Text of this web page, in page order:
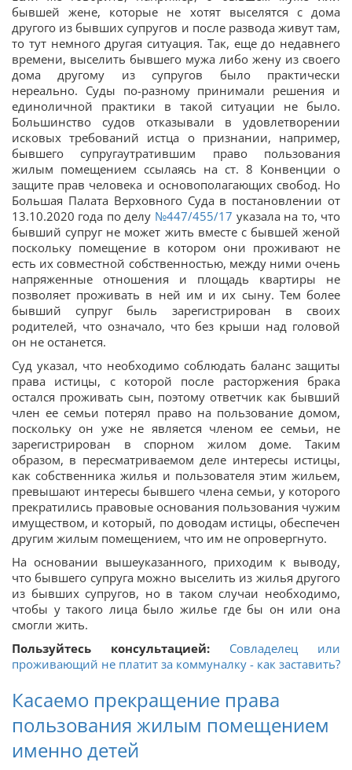
бывшей жене, которые не хотят выселятся с дома
другого из бывших супругов и после развода живут там,
то тут немного другая ситуация. Так, еще до недавнего
времени, выселить бывшего мужа либо жену из своего
дома другому из супругов было практически
нереально. Суды по-разному принимали решения и
единоличной практики в такой ситуации не было.
Большинство судов отказывали в удовлетворении
исковых требований истца о признании, например,
бывшего супругаутратившим право пользования
жилым помещением ссылаясь на ст. 8 Конвенции о
защите прав человека и основополагающих свобод. Но
Большая Палата Верховного Суда в постановлении от
13.10.2020 года по делу №447/455/17 указала на то, что
бывший супруг не может жить вместе с бывшей женой
поскольку помещение в котором они проживают не
есть их совместной собственностью, между ними очень
напряженные отношения и площадь квартиры не
позволяет проживать в ней им и их сыну. Тем более
бывший супруг быль зарегистрирован в своих
родителей, что означало, что без крыши над головой
он не останется.
Суд указал, что необходимо соблюдать баланс защиты
права истицы, с которой после расторжения брака
остался проживать сын, поэтому ответчик как бывший
член ее семьи потерял право на пользование домом,
поскольку он уже не является членом ее семьи, не
зарегистрирован в спорном жилом доме. Таким
образом, в пересматриваемом деле интересы истицы,
как собственника жилья и пользователя этим жильем,
превышают интересы бывшего члена семьи, у которого
прекратились правовые основания пользования чужим
имуществом, и который, по доводам истицы, обеспечен
другим жилым помещением, что им не опровергнуто.
На основании вышеуказанного, приходим к выводу,
что бывшего супруга можно выселить из жилья другого
из бывших супругов, но в таком случаи необходимо,
чтобы у такого лица было жилье где бы он или она
смогли жить.
Пользуйтесь консультацией:
Совладелец или
проживающий не платит за коммуналку - как заставить?
Касаемо прекращение права
пользования жилым помещением
именно детей